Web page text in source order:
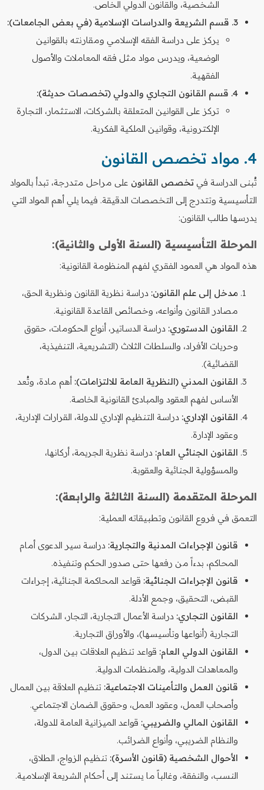
الشخصية، والقانون الدولي الخاص.
3. قسم الشريعة والدراسات الإسلامية (في بعض الجامعات):
يركز على دراسة الفقه الإسلامي ومقارنته بالقوانين
الوضعية، ويدرس مواد مثل فقه المعاملات والأصول
الفقهية.
4. قسم القانون التجاري والدولي (تخصصات حديثة):
تركز على القوانين المتعلقة بالشركات، الاستثمار، التجارة
الإلكترونية، وقوانين الملكية الفكرية.
4. مواد تخصص القانون
تُبنى الدراسة في تخصص القانون على مراحل متدرجة، تبدأ بالمواد
التأسيسية وتتدرج إلى التخصصات الدقيقة. فيما يلي أهم المواد التي
يدرسها طالب القانون:
المرحلة التأسيسية (السنة الأولى والثانية):
هذه المواد هي العمود الفقري لفهم المنظومة القانونية:
مدخل إلى علم القانون: دراسة نظرية القانون ونظرية الحق،
مصادر القانون وأنواعه، وخصائص القاعدة القانونية.
القانون الدستوري: دراسة الدساتير، أنواع الحكومات، حقوق
وحريات الأفراد، والسلطات الثلاث (التشريعية، التنفيذية،
القضائية).
القانون المدني (النظرية العامة للالتزامات): أهم مادة، وتُعد
الأساس لفهم العقود والمبادئ القانونية الخاصة.
القانون الإداري: دراسة التنظيم الإداري للدولة، القرارات الإدارية،
وعقود الإدارة.
القانون الجنائي العام: دراسة نظرية الجريمة، أركانها،
والمسؤولية الجنائية والعقوبة.
المرحلة المتقدمة (السنة الثالثة والرابعة):
التعمق في فروع القانون وتطبيقاته العملية:
قانون الإجراءات المدنية والتجارية: دراسة سير الدعوى أمام
المحاكم، بدءاً من رفعها حتى صدور الحكم وتنفيذه.
قانون الإجراءات الجنائية: قواعد المحاكمة الجنائية، إجراءات
القبض، التحقيق، وجمع الأدلة.
القانون التجاري: دراسة الأعمال التجارية، التجار، الشركات
التجارية (أنواعها وتأسيسها)، والأوراق التجارية.
القانون الدولي العام: قواعد تنظيم العلاقات بين الدول،
والمعاهدات الدولية، والمنظمات الدولية.
قانون العمل والتأمينات الاجتماعية: تنظيم العلاقة بين العمال
وأصحاب العمل، وعقود العمل، وحقوق الضمان الاجتماعي.
القانون المالي والضريبي: قواعد الميزانية العامة للدولة،
والنظام الضريبي، وأنواع الضرائب.
الأحوال الشخصية (قانون الأسرة): تنظيم الزواج، الطلاق،
النسب، والنفقة، وغالباً ما يستند إلى أحكام الشريعة الإسلامية.